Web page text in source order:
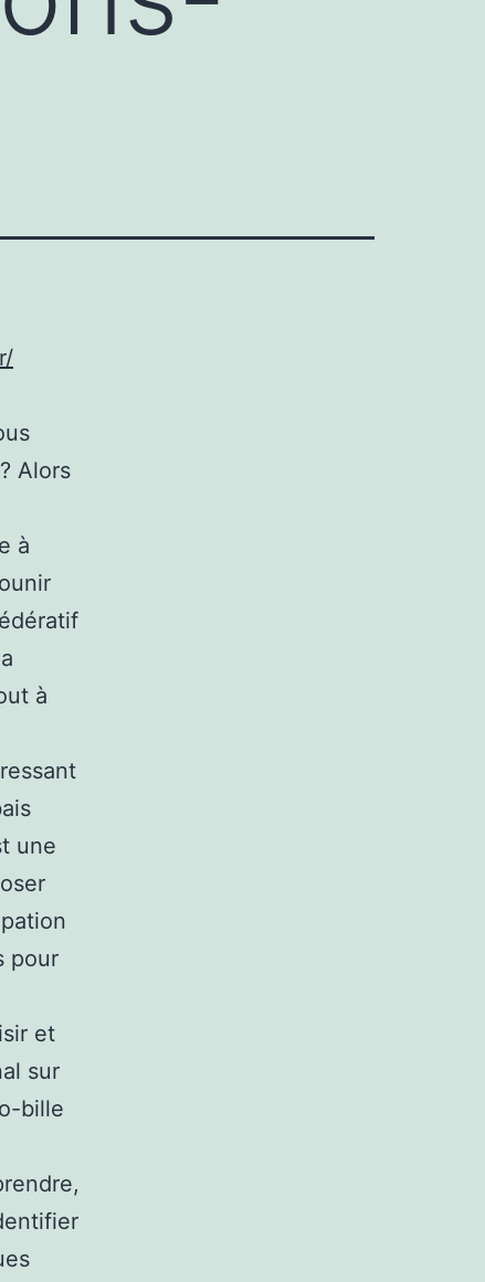
Alors
à
à
une
pour
et
sur
bille